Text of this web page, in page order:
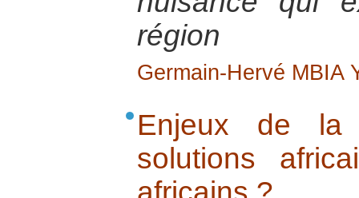
région
Germain-Hervé MBIA
Enjeux de
solutions